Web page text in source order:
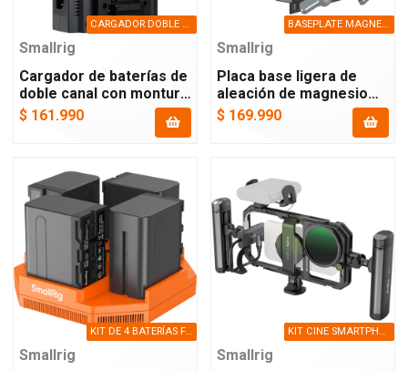
CARGADOR DOBLE V-MOUNT DE 16.8V
Smallrig
Cargador de baterías de
doble canal con montura
v-mount
$ 161.990
BASEPLATE MAGNESIO ROD 15MM
Smallrig
Placa base ligera de
aleación de magnesio
con doble abrazadera de
barra de 15 mm lws
$ 169.990
KIT DE 4 BATERÍAS F970 Y CARGADOR QUAD
Smallrig
KIT CINE SMARTPHONE UNIVERSAL 8-EN-1
Smallrig